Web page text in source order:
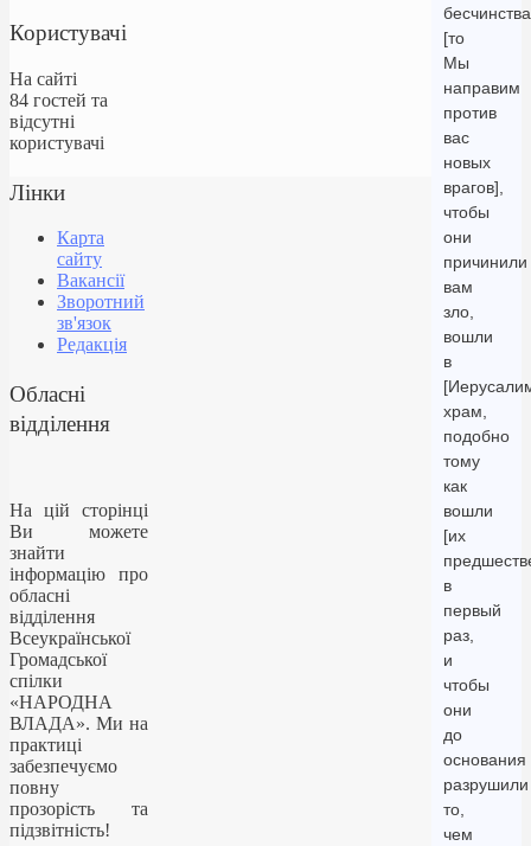
[то
Мы
направим
против
вас
новых
врагов],
чтобы
они
причинили
вам
зло,
вошли
в
храм,
подобно
тому
как
вошли
[их
в
первый
раз,
и
чтобы
они
до
основания
разрушили
то,
чем
Користувачі
На сайті
84 гостей та
відсутні
користувачі
Лінки
Карта
сайту
Вакансії
Зворотний
зв'язок
Редакція
Обласні
відділення
На цій сторінці
Ви можете
знайти
інформацію про
обласні
відділення
Всеукраїнської
Громадської
спілки
«НАРОДНА
ВЛАДА». Ми на
практиці
забезпечуємо
повну
прозорість та
підзвітність!